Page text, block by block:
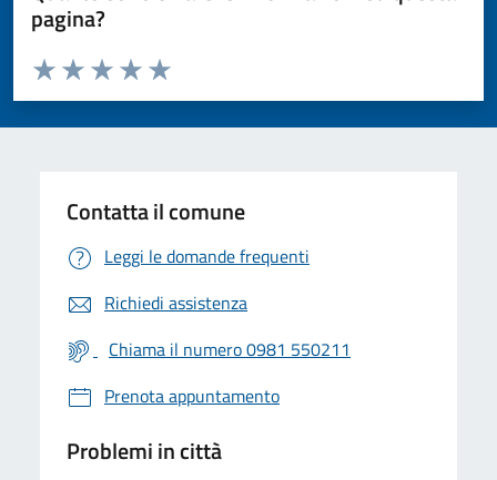
pagina?
Valuta da 1 a 5 stelle la pagina
Valuta 5 stelle su 5
Valuta 4 stelle su 5
Valuta 3 stelle su 5
Valuta 2 stelle su 5
Valuta 1 stelle su 5
Contatta il comune
Leggi le domande frequenti
Richiedi assistenza
Chiama il numero 0981 550211
Prenota appuntamento
Problemi in città